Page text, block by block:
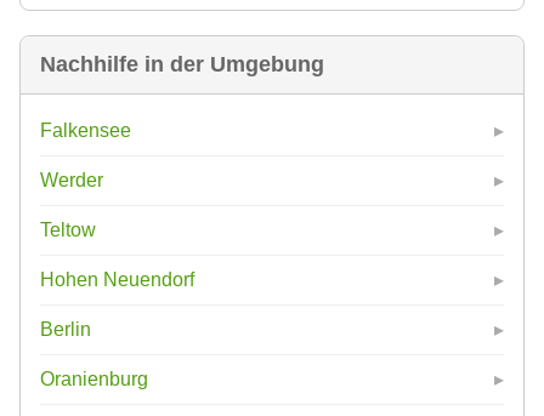
Nachhilfe in der Umgebung
Falkensee
Werder
Teltow
Hohen Neuendorf
Berlin
Oranienburg